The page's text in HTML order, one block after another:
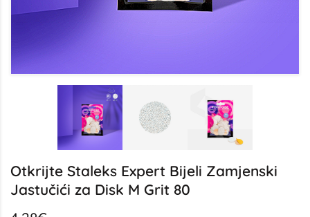
Otkrijte Staleks Expert Bijeli Zamjenski
Jastučići za Disk M Grit 80